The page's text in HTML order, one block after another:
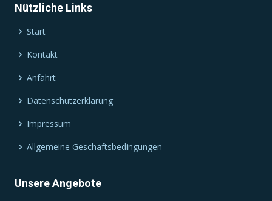
Nützliche Links
Start
Kontakt
Anfahrt
Datenschutzerklärung
Impressum
Allgemeine Geschäftsbedingungen
Unsere Angebote